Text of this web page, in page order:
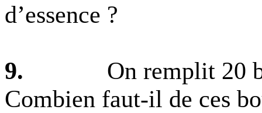
d’essence ?
9.
On remplit 20
Combien faut-il de ces